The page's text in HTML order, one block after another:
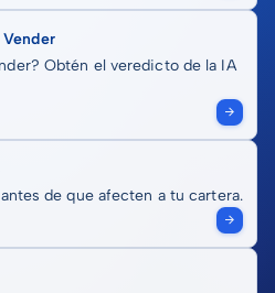
Obtén el veredicto de la IA
de que afecten a tu cartera.